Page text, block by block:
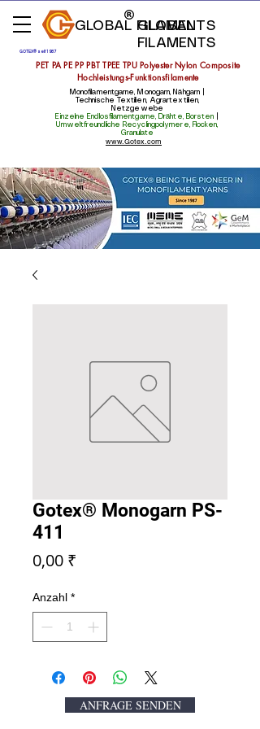
GOTEX® seit 1987
Monofilamentgarne, Monogarn, Nähgarn |
Technische Textilien, Agrartextilien,
Netzgewebe
Einzelne Endlosfilamentgarne, Drähte, Borsten
Umweltfreundliche Recyclingpolymere, Flocken,
Granulate
PET PA PE PP PBT TPEE TPU Polyester Nylon Composite
Hochleistungs-Funktionsfilamente
www.Gotex.com
GLOBAL FILAMENTS
GLOBAL
FILAMENTS
Gotex® Monogarn PS-
411
0,00 ₹
Anzahl *
ANFRAGE SENDEN